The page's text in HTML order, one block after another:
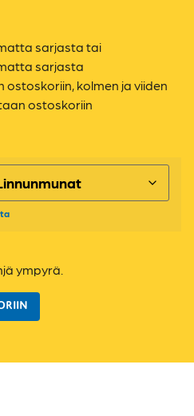
sarjasta tai
sarjasta
kolmen ja viiden
ostoskoriin
ympyrä.